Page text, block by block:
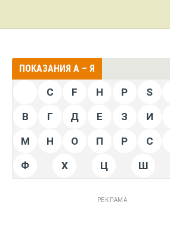
ПОКАЗАНИЯ А – Я
C F H P S
В Г Д Е З И
М Н О П Р С
Ф Х Ц Ш
РЕКЛАМА